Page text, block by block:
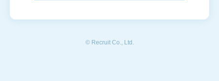
© Recruit Co., Ltd.